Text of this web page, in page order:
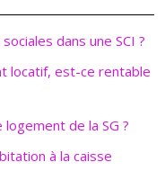
dans une SCI ?
locatif, est-ce rentable
de la SG ?
à la caisse